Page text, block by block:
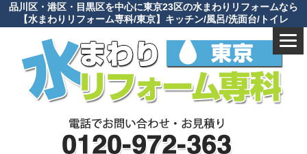
品川区・港区・目黒区を中心に東京23区の水まわりリフォームなら
【水まわりリフォーム専科/東京】キッチン/風呂/洗面台/トイレ